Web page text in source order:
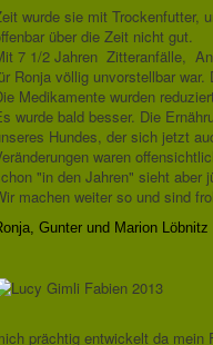
wurde sie mit Trockenfutter,
über die Zeit nicht gut.
7 1/2 Jahren Zitteranfälle,
Ronja völlig unvorstellbar
Medikamente wurden
wurde bald besser. Die
Hundes, der sich jetzt
waren
"in den Jahren" sieht aber
machen weiter so und sind
Gunter und Marion Löbnitz
prächtig entwickelt da mein